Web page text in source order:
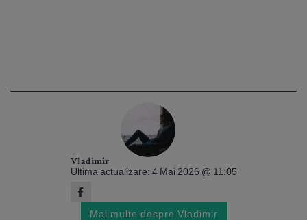
Vladimir
Ultima actualizare: 4 Mai 2026 @ 11:05
Mai multe despre Vladimir